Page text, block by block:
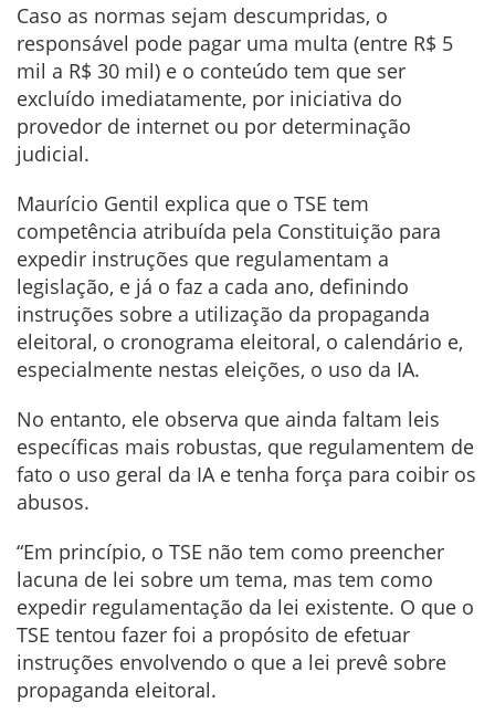
Caso as normas sejam descumpridas, o
responsável pode pagar uma multa (entre R$ 5
mil a R$ 30 mil) e o conteúdo tem que ser
excluído imediatamente, por iniciativa do
provedor de internet ou por determinação
judicial.
Maurício Gentil explica que o TSE tem
competência atribuída pela Constituição para
expedir instruções que regulamentam a
legislação, e já o faz a cada ano, definindo
instruções sobre a utilização da propaganda
eleitoral, o cronograma eleitoral, o calendário e,
especialmente nestas eleições, o uso da IA.
No entanto, ele observa que ainda faltam leis
específicas mais robustas, que regulamentem de
fato o uso geral da IA e tenha força para coibir os
abusos.
“Em princípio, o TSE não tem como preencher
lacuna de lei sobre um tema, mas tem como
expedir regulamentação da lei existente. O que o
TSE tentou fazer foi a propósito de efetuar
instruções envolvendo o que a lei prevê sobre
propaganda eleitoral.